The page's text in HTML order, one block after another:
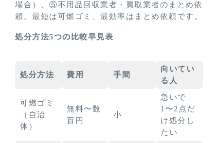
場合）、⑤不用品回収業者・買取業者のまとめ依
頼。最短は可燃ゴミ、最効率はまとめ依頼です。
処分方法5つの比較早見表
処分方法 費用 手間
向いてい
る人
可燃ゴミ
（自治
体）
無料〜数
百円
小
急いで
1〜2点だ
け処分し
たい